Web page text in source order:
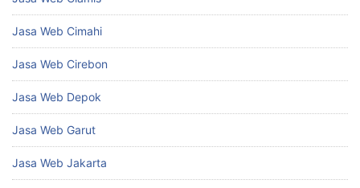
Jasa Web Cimahi
Jasa Web Cirebon
Jasa Web Depok
Jasa Web Garut
Jasa Web Jakarta